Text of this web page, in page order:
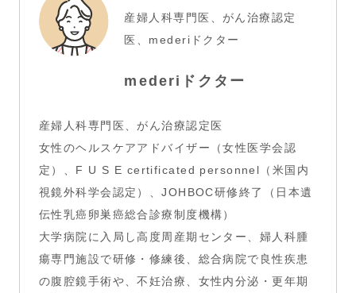
産婦人科専門医、がん治療認定
医、mederiドクター
mederiドクター
産婦人科専門医、がん治療認定医
女性のヘルスケアアドバイザー（女性医学会認
定）、F U S E certificated personnel（米国内
視鏡外科学会認定）、JOHBOC研修終了（日本遺
伝性乳癌卵巣癌総合診療制度機構）
大学病院に入局し高度周産期センター、婦人科腫
瘍専門施設で研修・修練後、総合病院で良性疾患
の腹腔鏡手術や、不妊治療、女性内分泌・更年期